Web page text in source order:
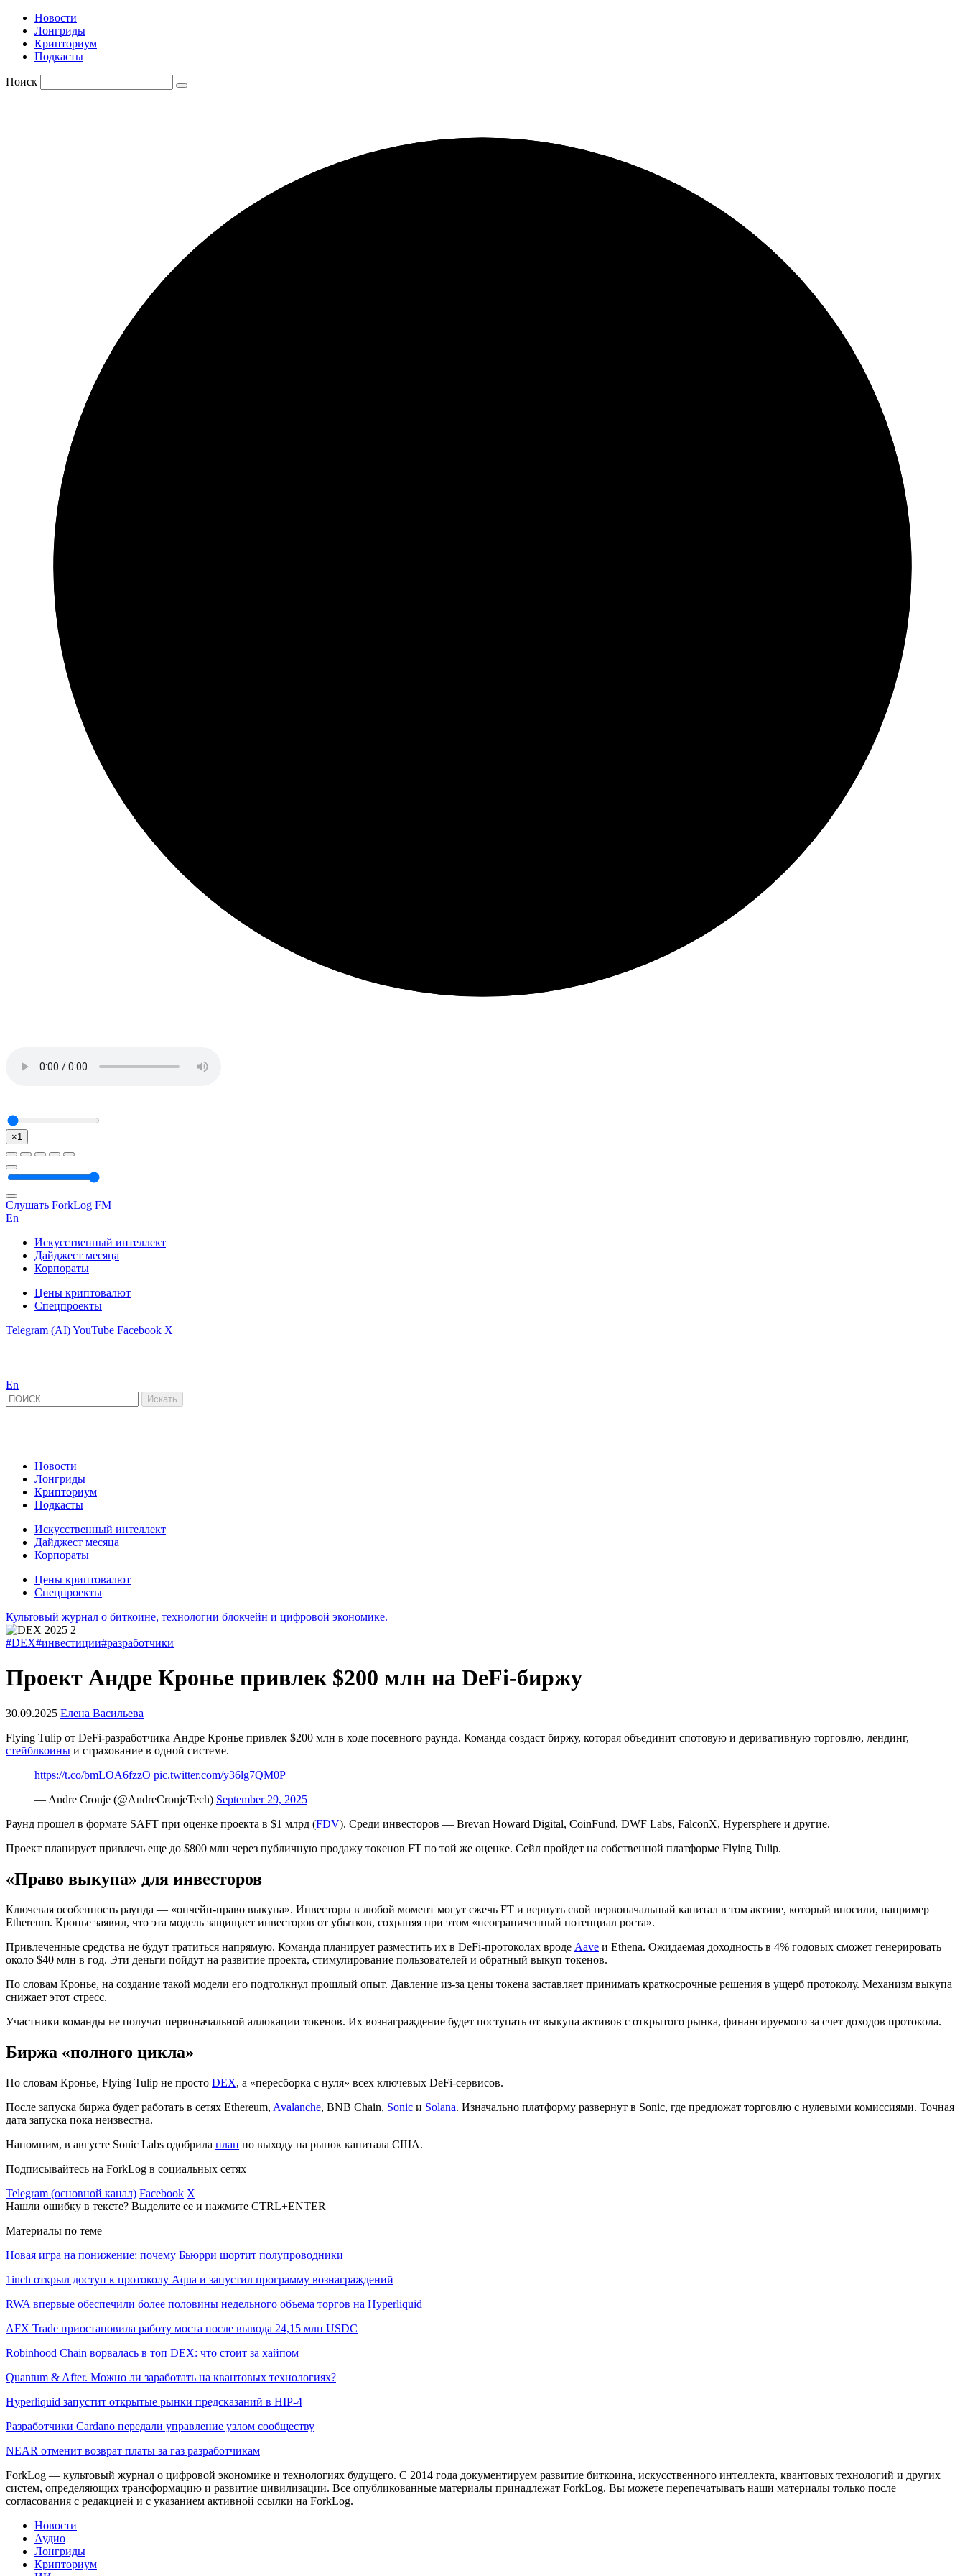
Новости
Лонгриды
Крипториум
Подкасты
Поиск
×1
Слушать ForkLog FM
En
Искусственный интеллект
Дайджест месяца
Корпораты
Цены криптовалют
Спецпроекты
Telegram (AI)YouTube Facebook X
En
Новости
Лонгриды
Крипториум
Подкасты
Искусственный интеллект
Дайджест месяца
Корпораты
Цены криптовалют
Спецпроекты
Культовый журнал о биткоине, технологии блокчейн и цифровой экономике.
#DEX#инвестиции#разработчики
Проект Андре Кронье привлек $200 млн на DeFi-биржу
30.09.2025 Елена Васильева
Flying Tulip от DeFi-разработчика Андре Кронье привлек $200 млн в ходе посевного раунда. Команда создаст биржу, которая объединит спотовую и деривативную торговлю, лендинг,
стейблкоины и страхование в одной системе.
https://t.co/bmLOA6fzzO pic.twitter.com/y36lg7QM0P
— Andre Cronje (@AndreCronjeTech) September 29, 2025
Раунд прошел в формате SAFT при оценке проекта в $1 млрд (FDV). Среди инвесторов — Brevan Howard Digital, CoinFund, DWF Labs, FalconX, Hypersphere и другие.
Проект планирует привлечь еще до $800 млн через публичную продажу токенов FT по той же оценке. Сейл пройдет на собственной платформе Flying Tulip.
«Право выкупа» для инвесторов
Ключевая особенность раунда — «ончейн-право выкупа». Инвесторы в любой момент могут сжечь FT и вернуть свой первоначальный капитал в том активе, который вносили, например
Ethereum. Кронье заявил, что эта модель защищает инвесторов от убытков, сохраняя при этом «неограниченный потенциал роста».
Привлеченные средства не будут тратиться напрямую. Команда планирует разместить их в DeFi-протоколах вроде Aave и Ethena. Ожидаемая доходность в 4% годовых сможет генерировать
около $40 млн в год. Эти деньги пойдут на развитие проекта, стимулирование пользователей и обратный выкуп токенов.
По словам Кронье, на создание такой модели его подтолкнул прошлый опыт. Давление из-за цены токена заставляет принимать краткосрочные решения в ущерб протоколу. Механизм выкупа
снижает этот стресс.
Участники команды не получат первоначальной аллокации токенов. Их вознаграждение будет поступать от выкупа активов с открытого рынка, финансируемого за счет доходов протокола.
Биржа «полного цикла»
По словам Кронье, Flying Tulip не просто DEX, а «пересборка с нуля» всех ключевых DeFi-сервисов.
После запуска биржа будет работать в сетях Ethereum, Avalanche, BNB Chain, Sonic и Solana. Изначально платформу развернут в Sonic, где предложат торговлю с нулевыми комиссиями. Точная
дата запуска пока неизвестна.
Напомним, в августе Sonic Labs одобрила план по выходу на рынок капитала США.
Подписывайтесь на ForkLog в социальных сетях
Telegram (основной канал) Facebook X
Нашли ошибку в тексте? Выделите ее и нажмите CTRL+ENTER
Материалы по теме
Новая игра на понижение: почему Бьюрри шортит полупроводники
1inch открыл доступ к протоколу Aqua и запустил программу вознаграждений
RWA впервые обеспечили более половины недельного объема торгов на Hyperliquid
AFX Trade приостановила работу моста после вывода 24,15 млн USDC
Robinhood Chain ворвалась в топ DEX: что стоит за хайпом
Quantum & After. Можно ли заработать на квантовых технологиях?
Hyperliquid запустит открытые рынки предсказаний в HIP-4
Разработчики Cardano передали управление узлом сообществу
NEAR отменит возврат платы за газ разработчикам
ForkLog — культовый журнал о цифровой экономике и технологиях будущего. С 2014 года документируем развитие биткоина, искусственного интеллекта, квантовых технологий и других
систем, определяющих трансформацию и развитие цивилизации. Все опубликованные материалы принадлежат ForkLog. Вы можете перепечатывать наши материалы только после
согласования с редакцией и с указанием активной ссылки на ForkLog.
Новости
Аудио
Лонгриды
Крипториум